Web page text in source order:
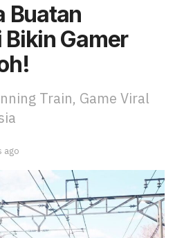
Buatan
Gamer
Train, Game Viral
ago